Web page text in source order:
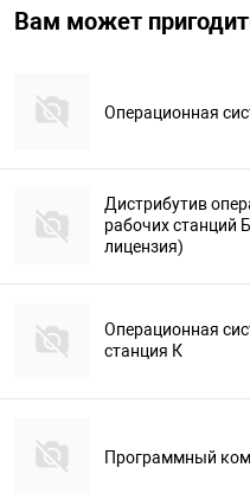
Вам может
Операционная
Дистрибутив
рабочих станций
лицензия)
Операционная
станция К
Программный